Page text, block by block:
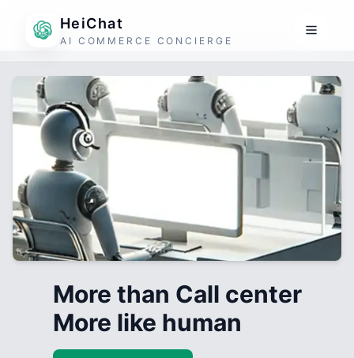
HeiChat
AI COMMERCE CONCIERGE
More than Call center
More like human